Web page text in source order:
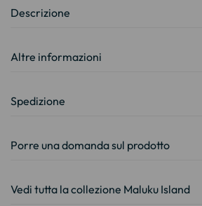
Descrizione
Altre informazioni
Spedizione
Porre una domanda sul prodotto
Vedi tutta la collezione Maluku Island